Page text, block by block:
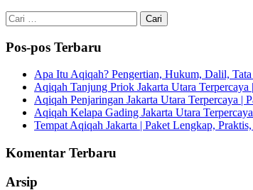
Cari
untuk:
Pos-pos Terbaru
Apa Itu Aqiqah? Pengertian, Hukum, Dalil,
Aqiqah Tanjung Priok Jakarta Utara
Aqiqah Penjaringan Jakarta Utara Terpercaya |
Aqiqah Kelapa Gading Jakarta Utara
Tempat Aqiqah Jakarta | Paket Lengkap,
Komentar Terbaru
Arsip